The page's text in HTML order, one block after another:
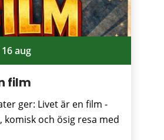
aug
film
ger: Livet är en film -
komisk och ösig resa med